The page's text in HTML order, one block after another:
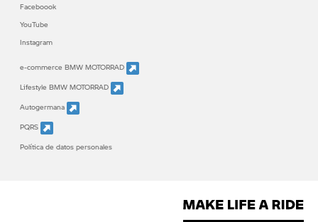
Faceboook
YouTube
Instagram
e-commerce BMW MOTORRAD
Lifestyle BMW MOTORRAD
Autogermana
PQRS
Política de datos personales